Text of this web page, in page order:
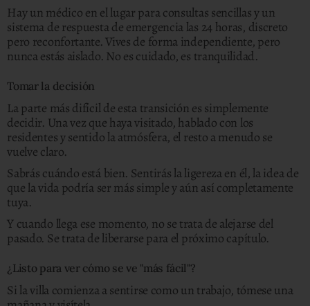
Hay un médico en el lugar para consultas sencillas y un
sistema de respuesta de emergencia las 24 horas, discreto
pero reconfortante. Vives de forma independiente, pero
nunca estás aislado. No es cuidado, es tranquilidad.
Tomar la decisión
La parte más difícil de esta transición es simplemente
decidir. Una vez que haya visitado, hablado con los
residentes y sentido la atmósfera, el resto a menudo se
vuelve claro.
Sabrás cuándo está bien. Sentirás la ligereza en él, la idea de
que la vida podría ser más simple y aún así completamente
tuya.
Y cuando llega ese momento, no se trata de alejarse del
pasado. Se trata de liberarse para el próximo capítulo.
¿Listo para ver cómo se ve "más fácil"?
Si la villa comienza a sentirse como un trabajo, tómese una